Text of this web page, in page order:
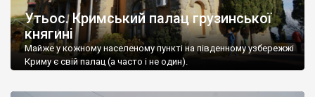
Утьос. Кримський палац грузинської
княгині
Майже у кожному населеному пункті на південному узбережжі
Криму є свій палац (а часто і не один).